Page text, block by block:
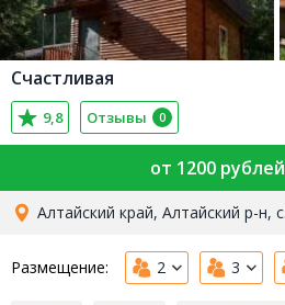
Счастливая
9,8 Отзывы 0
от 1200
Алтайский край, Алтайский р-н,
Размещение: 2 3